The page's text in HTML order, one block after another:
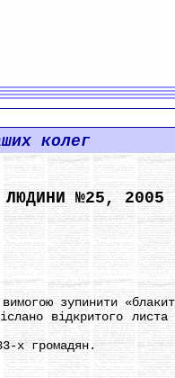
колег
ЛЮДИНИ №25, 2005
зупинити
відкритого листа
х громадян.